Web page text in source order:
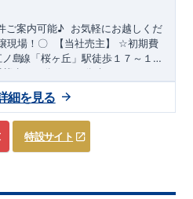
ご案内可能♪ ​​ ​お気軽にお越しくだ
現場 ！ 〇 【当社売主】 ☆初期費
島線 「桜ヶ丘」駅徒歩１７～１
歩２５分～２６分
◇カースペー
!暮らしやすく長く愛される安心住
・開放感を演出する
・吹き抜け】 ・ LDKにちょっと
・忙しい朝でも広々使えます！
サイトはこちら
特設サイト
細を見る